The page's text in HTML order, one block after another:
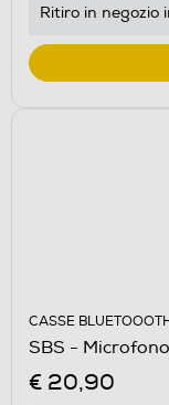
Ritiro in negozio
CASSE
SBS -
€ 20,90